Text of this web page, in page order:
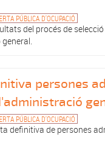
PÚBLICA D'OCUPACIÓ
del procés de
persones
PÚBLICA D'OCUPACIÓ
definitiva de persones